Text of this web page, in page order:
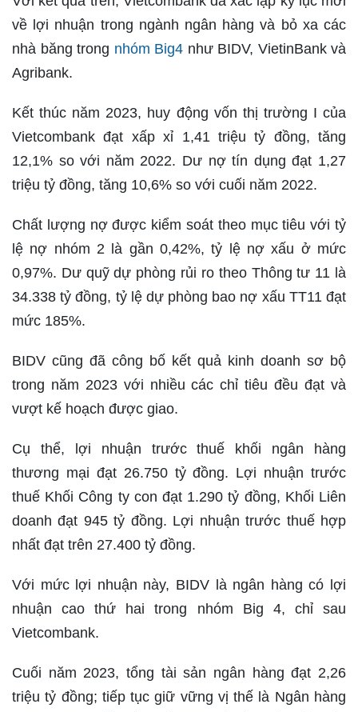
về lợi nhuận trong ngành ngân hàng và bỏ xa các
nhà băng trong nhóm Big4 như BIDV, VietinBank và
Agribank.
Kết thúc năm 2023, huy động vốn thị trường I của
Vietcombank đạt xấp xỉ 1,41 triệu tỷ đồng, tăng
12,1% so với năm 2022. Dư nợ tín dụng đạt 1,27
triệu tỷ đồng, tăng 10,6% so với cuối năm 2022.
Chất lượng nợ được kiểm soát theo mục tiêu với tỷ
lệ nợ nhóm 2 là gần 0,42%, tỷ lệ nợ xấu ở mức
0,97%. Dư quỹ dự phòng rủi ro theo Thông tư 11 là
34.338 tỷ đồng, tỷ lệ dự phòng bao nợ xấu TT11 đạt
mức 185%.
BIDV cũng đã công bố kết quả kinh doanh sơ bộ
trong năm 2023 với nhiều các chỉ tiêu đều đạt và
vượt kế hoạch được giao.
Cụ thể, lợi nhuận trước thuế khối ngân hàng
thương mại đạt 26.750 tỷ đồng. Lợi nhuận trước
thuế Khối Công ty con đạt 1.290 tỷ đồng, Khối Liên
doanh đạt 945 tỷ đồng. Lợi nhuận trước thuế hợp
nhất đạt trên 27.400 tỷ đồng.
Với mức lợi nhuận này, BIDV là ngân hàng có lợi
nhuận cao thứ hai trong nhóm Big 4, chỉ sau
Vietcombank.
Cuối năm 2023, tổng tài sản ngân hàng đạt 2,26
triệu tỷ đồng; tiếp tục giữ vững vị thế là Ngân hàng